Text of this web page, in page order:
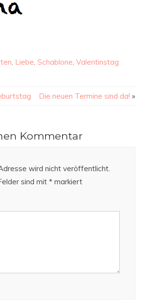
, Liebe, Schablone, Valentinstag
Die neuen Termine sind da! »
Kommentar
wird nicht veröffentlicht.
sind mit * markiert